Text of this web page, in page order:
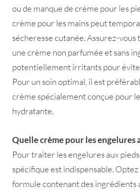
ou de manque de crème pour les
crème pour les mains peut
sécheresse cutanée. Assurez-
une crème non parfumée et sans
potentiellement irritants pour
Pour un soin optimal, il est
crème spécialement conçue pour
hydratante.
Quelle crème pour les engelures
Pour traiter les engelures aux
spécifique est indispensable.
formule contenant des ingrédients